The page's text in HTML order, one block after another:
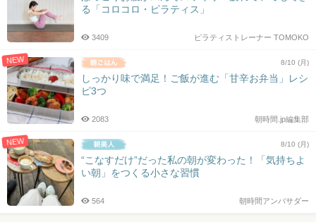
る「コロコロ・ピラティス」
ピラティストレーナー TOMOKO
3409
NEW 8/10 (月)
しっかり味で満足！ご飯が進む「甘辛お弁当」レシ
ピ3つ
朝時間.jp編集部
2083
NEW 8/10 (月)
“こなすだけ”だった私の朝が変わった！「気持ちよ
い朝」をつくる小さな習慣
朝時間アンバサダー
564